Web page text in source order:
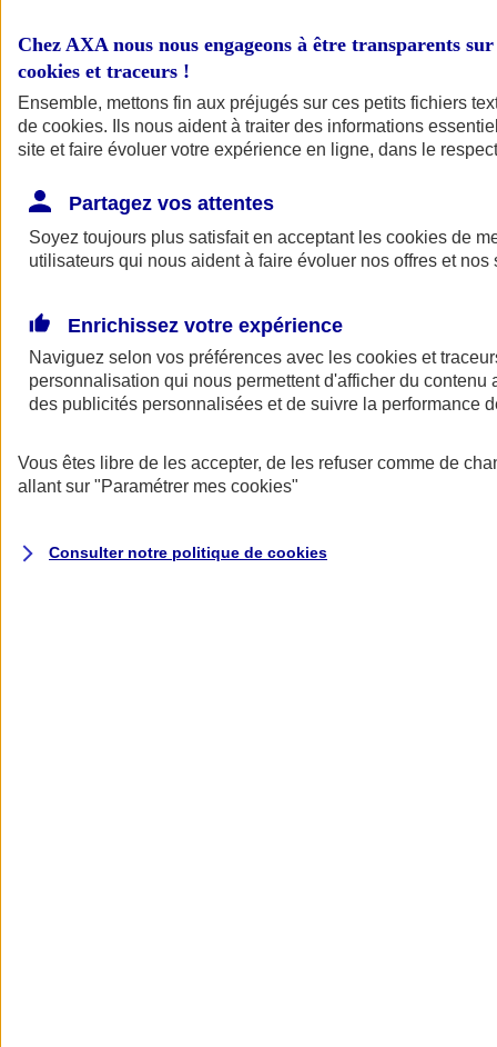
AXA Assurance
Chez AXA nous nous engageons à être transparents
cookies et traceurs !
Ensemble, mettons fin aux préjugés sur ces petits fichiers
de cookies. Ils nous aident à traiter des informations
site et faire évoluer votre expérience en ligne, dans le
Partagez vos attentes
Soyez toujours plus satisfait en acceptant les cookies de
utilisateurs qui nous aident à faire évoluer nos offres et nos
Enrichissez votre expérience
Naviguez selon vos préférences avec les cookies et
personnalisation qui nous permettent d'afficher du contenu
des publicités personnalisées et de suivre la performance
Vous êtes libre de les accepter, de les refuser comme de
allant sur "Paramétrer mes cookies"
Consulter notre politique de cookies